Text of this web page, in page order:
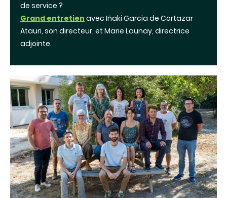
de service ?
Grand entretien avec Iñaki Garcia de Cortazar
Atauri, son directeur, et Marie Launay, directrice
adjointe.